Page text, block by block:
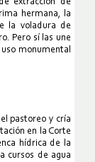
extracción de
hermana, la
la voladura de
Pero sí las une
monumental
pastoreo y cría
en la Corte
hídrica de la
cursos de agua